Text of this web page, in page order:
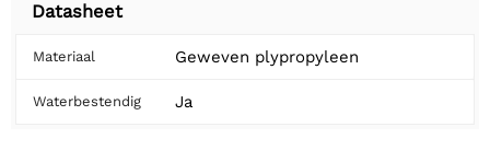
Datasheet
Materiaal Geweven plypropyleen
Waterbestendig Ja